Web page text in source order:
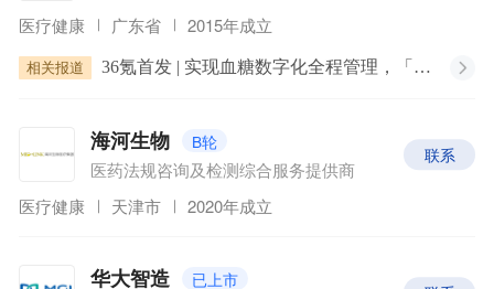
医疗健康 广东省 2015年成立
相关报道 36氪首发 | 实现血糖数字化全程管理，「硅基仿生」获近5亿元D轮融资
海河生物 B轮
医药法规咨询及检测综合服务提供商
联系
医疗健康 天津市 2020年成立
华大智造 已上市